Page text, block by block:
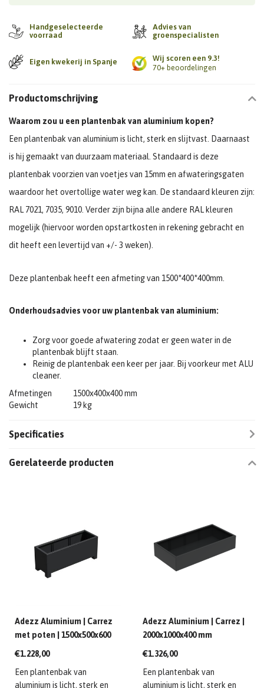
Handgeselecteerde
voorraad
Advies van
groenspecialisten
Eigen kwekerij in Spanje
Wij scoren een 9.3!
70+ beoordelingen
Productomschrijving
Waarom zou u een plantenbak van aluminium kopen?
Een plantenbak van aluminium is licht, sterk en slijtvast. Daarnaast
is hij gemaakt van duurzaam materiaal. Standaard is deze
plantenbak voorzien van voetjes van 15mm en afwateringsgaten
waardoor het overtollige water weg kan. De standaard kleuren zijn:
RAL 7021, 7035, 9010. Verder zijn bijna alle andere RAL kleuren
mogelijk (hiervoor worden opstartkosten in rekening gebracht en
dit heeft een levertijd van +/- 3 weken).
Deze plantenbak heeft een afmeting van 1500*400*400mm.
Onderhoudsadvies voor uw plantenbak van aluminium:
Zorg voor goede afwatering zodat er geen water in de
plantenbak blijft staan.
Reinig de plantenbak een keer per jaar. Bij voorkeur met ALU
cleaner.
Afmetingen
1500x400x400 mm
Gewicht
19 kg
Specificaties
Gerelateerde producten
Adezz Aluminium | Carrez
met poten | 1500x500x600
mm
€1.228,00
Een plantenbak van
aluminium is licht, sterk en
Adezz Aluminium | Carrez |
2000x1000x400 mm
€1.326,00
Een plantenbak van
aluminium is licht, sterk en